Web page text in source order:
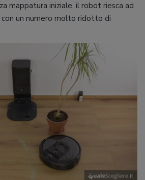
mappatura iniziale, il robot riesca ad
un numero molto ridotto di